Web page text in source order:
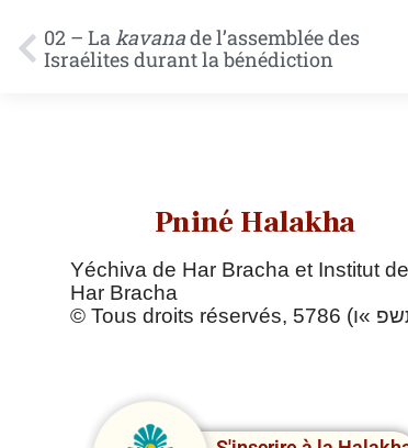
02 – Lakavanade l’assemblée des
Israélites durant la bénédiction
Pniné Halakha
Yéchiva de Har Bracha et Institut de
Har Bracha